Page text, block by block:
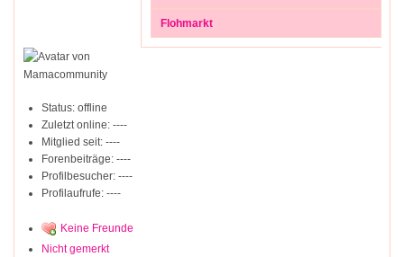
Flohmarkt
Status: offline
Zuletzt online: ----
Mitglied seit: ----
Forenbeiträge: ----
Profilbesucher: ----
Profilaufrufe: ----
Keine Freunde
Nicht gemerkt